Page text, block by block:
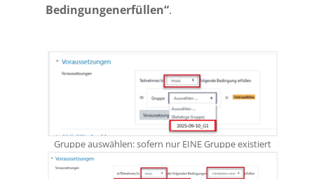
Bedingungenerfüllen“.
Gruppe auswählen: sofern nur EINE Gruppe existiert